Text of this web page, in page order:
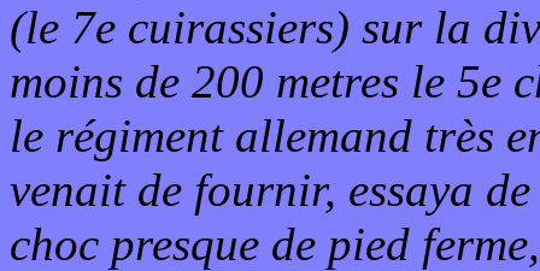
(le 7e cuirassiers) sur la
moins de 200 metres le 5e
le régiment allemand très
venait de fournir, essaya
choc presque de pied